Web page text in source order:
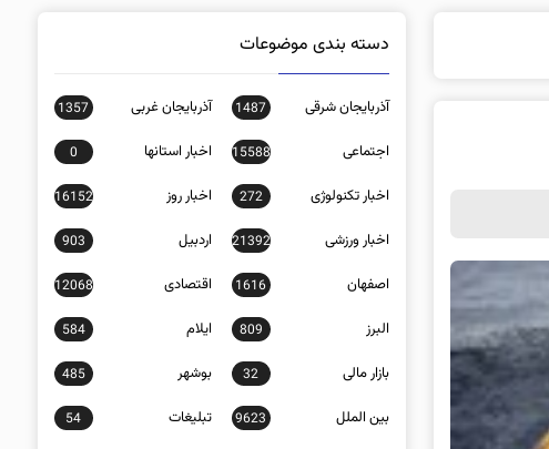
دسته بندی موضوعات
آذربایجان شرقی 1487 آذربایجان غربی 1357
اجتماعی 15588 اخبار استانها 0
اخبار تکنولوژی 272 اخبار روز 16152
اخبار ورزشی 21392 اردبیل 903
اصفهان 1616 اقتصادی 12068
البرز 809 ایلام 584
بازار مالی 32 بوشهر 485
بین الملل 9623 تبلیغات 54